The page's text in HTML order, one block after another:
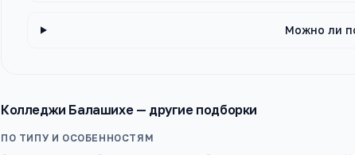
Можно ли
Колледжи Балашихе— другие подборки
ПО ТИПУ И ОСОБЕННОСТЯМ